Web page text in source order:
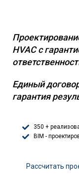
HVAC с
Единый
гарантия
350 +
BIM -
Расcчитать